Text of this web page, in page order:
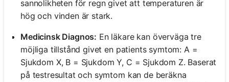
frågor
sannolikheten för regn givet att temperaturen är
hög och vinden är stark.
Medicinsk Diagnos: En läkare kan överväga tre
möjliga tillstånd givet en patients symtom: A =
Sjukdom X, B = Sjukdom Y, C = Sjukdom Z. Baserat
på testresultat och symtom kan de beräkna